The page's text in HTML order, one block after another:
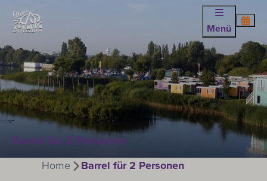
Menü
Barrel für 2 Personen
Home Barrel für 2 Personen